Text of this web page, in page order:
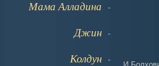
Мама Алладина -
Джин -
Колдун -